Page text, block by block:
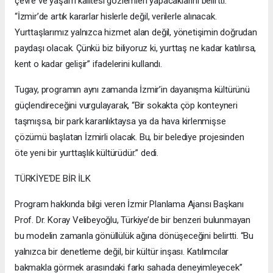
“İzmir’de artık kararlar hislerle değil, verilerle alınacak.
Yurttaşlarımız yalnızca hizmet alan değil, yönetişimin doğrudan
paydaşı olacak. Çünkü biz biliyoruz ki, yurttaş ne kadar katılırsa,
kent o kadar gelişir” ifadelerini kullandı.
Tugay, programın aynı zamanda İzmir’in dayanışma kültürünü
güçlendireceğini vurgulayarak, “Bir sokakta çöp konteyneri
taşmışsa, bir park karanlıktaysa ya da hava kirlenmişse
çözümü başlatan İzmirli olacak. Bu, bir belediye projesinden
öte yeni bir yurttaşlık kültürüdür.” dedi.
TÜRKİYE’DE BİR İLK
Program hakkında bilgi veren İzmir Planlama Ajansı Başkanı
Prof. Dr. Koray Velibeyoğlu, Türkiye’de bir benzeri bulunmayan
bu modelin zamanla gönüllülük ağına dönüşeceğini belirtti. “Bu
yalnızca bir denetleme değil, bir kültür inşası. Katılımcılar
bakmakla görmek arasındaki farkı sahada deneyimleyecek”